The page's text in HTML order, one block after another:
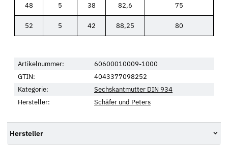
48 5 38 82,6 75
52 5 42 88,25 80
Artikelnummer:
60600010009-1000
GTIN:
4043377098252
Kategorie:
Sechskantmutter DIN 934
Hersteller:
Schäfer und Peters
Hersteller